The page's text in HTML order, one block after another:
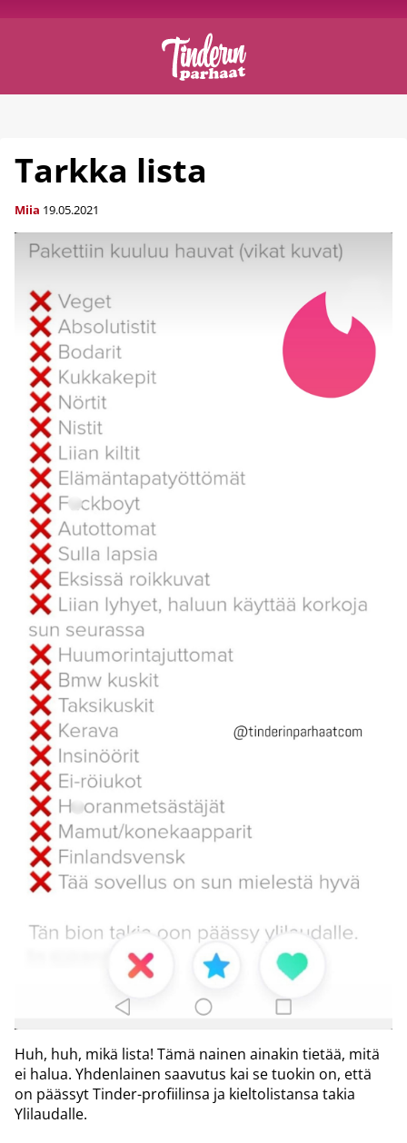
Tarkka lista
Miia 19.05.2021
Huh, huh, mikä lista! Tämä nainen ainakin tietää, mitä
ei halua. Yhdenlainen saavutus kai se tuokin on, että
on päässyt Tinder-profiilinsa ja kieltolistansa takia
Ylilaudalle.